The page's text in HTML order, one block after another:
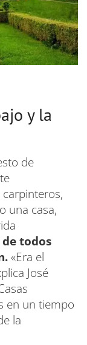
y la
de
una casa,
todos
«Era el
José
en un tiempo
la